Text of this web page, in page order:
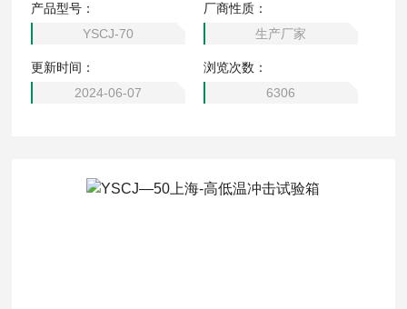
$n7温度恢复条件：高温+80℃保温≥30min，低温-70℃保温≥
50min，试品重量在规定范围内
产品型号：
YSCJ-70
厂商性质：
生产厂家
更新时间：
2024-06-07
浏览次数：
6306